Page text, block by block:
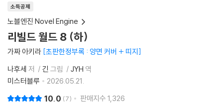
소득공제
노블엔진 Novel Engine
리빌드 월드 8 (하)
가짜 아키라 초판한정부록 : 양면 커버 + 띠지
나후세 저 긴 그림 JYH 역
미스터블루
2026.05.21.
10.0 7 판매지수 1,326